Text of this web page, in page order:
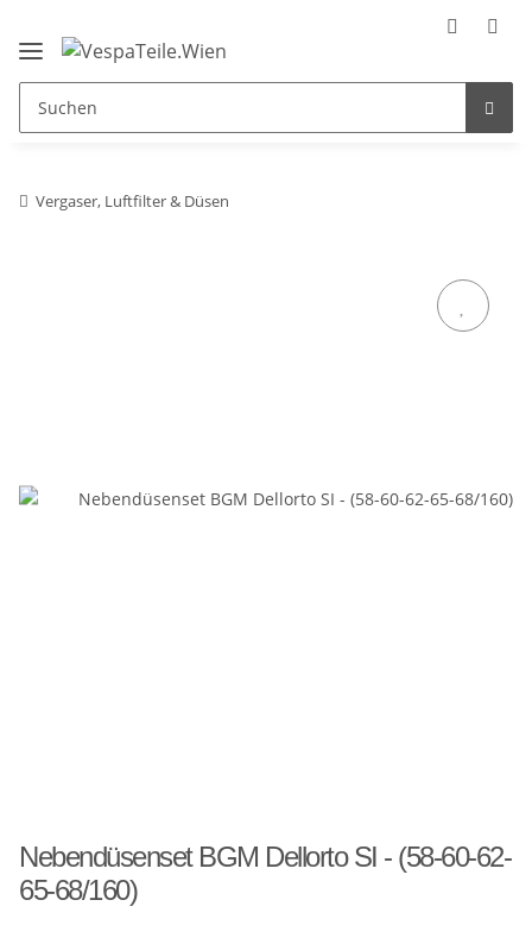
Vergaser, Luftfilter & Düsen
Nebendüsenset BGM Dellorto SI - (58-60-62-
65-68/160)